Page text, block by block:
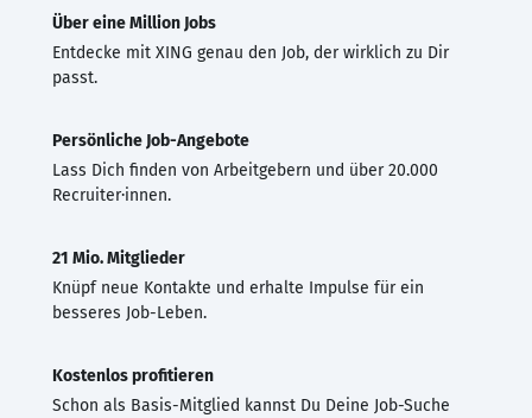
Über eine Million Jobs
Entdecke mit XING genau den Job, der wirklich zu Dir
passt.
Persönliche Job-Angebote
Lass Dich finden von Arbeitgebern und über 20.000
Recruiter·innen.
21 Mio. Mitglieder
Knüpf neue Kontakte und erhalte Impulse für ein
besseres Job-Leben.
Kostenlos profitieren
Schon als Basis-Mitglied kannst Du Deine Job-Suche